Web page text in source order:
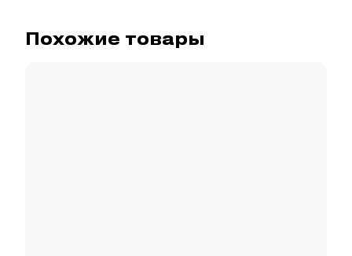
Похожие товары